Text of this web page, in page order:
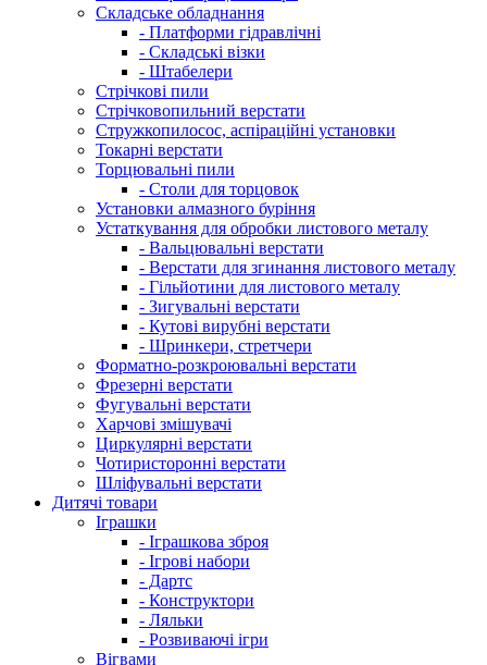
Складське обладнання
- Платформи гідравлічні
- Складські візки
- Штабелери
Стрічкові пили
Стрічковопильний верстати
Стружкопилосос, аспіраційні установки
Токарні верстати
Торцювальні пили
- Столи для торцовок
Установки алмазного буріння
Устаткування для обробки листового металу
- Вальцювальні верстати
- Верстати для згинання листового металу
- Гільйотини для листового металу
- Зигувальні верстати
- Кутові вирубні верстати
- Шринкери, стретчери
Форматно-розкроювальні верстати
Фрезерні верстати
Фугувальні верстати
Харчові змішувачі
Циркулярні верстати
Чотиристоронні верстати
Шліфувальні верстати
Дитячі товари
Іграшки
- Іграшкова зброя
- Ігрові набори
- Дартс
- Конструктори
- Ляльки
- Розвиваючі ігри
Вігвами